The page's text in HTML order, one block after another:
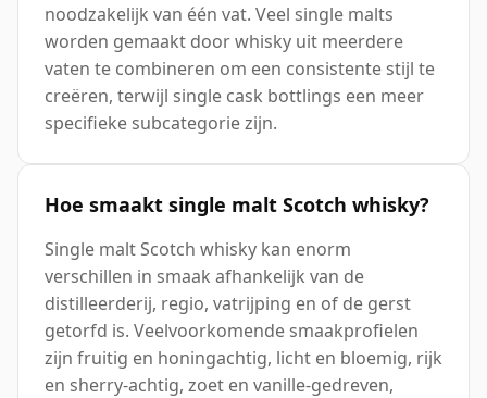
noodzakelijk van één vat. Veel single malts
worden gemaakt door whisky uit meerdere
vaten te combineren om een consistente stijl te
creëren, terwijl single cask bottlings een meer
specifieke subcategorie zijn.
Hoe smaakt single malt Scotch whisky?
Single malt Scotch whisky kan enorm
verschillen in smaak afhankelijk van de
distilleerderij, regio, vatrijping en of de gerst
getorfd is. Veelvoorkomende smaakprofielen
zijn fruitig en honingachtig, licht en bloemig, rijk
en sherry-achtig, zoet en vanille-gedreven,